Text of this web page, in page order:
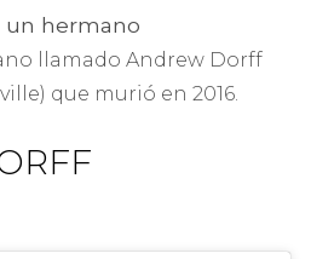
un hermano
llamado Andrew Dorff
que murió en 2016.